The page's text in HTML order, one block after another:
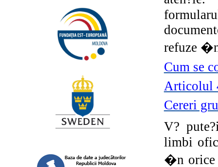
refuze
Cum se
Articolul
Cereri
V?
limbi
�n orice